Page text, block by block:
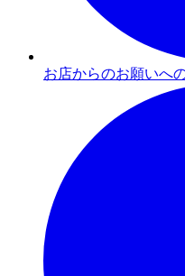
お店からのお願いへ